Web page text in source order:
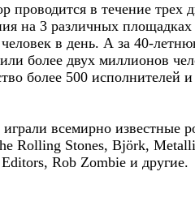
проводится в течение трех
на 3 различных
в день. А за 40-
более двух миллионов
более 500 исполнителей и
всемирно известные
Rolling Stones, Björk,
Rob Zombie и другие.